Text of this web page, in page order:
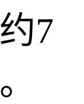
7